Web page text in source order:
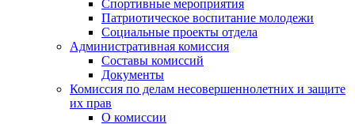
Спортивные мероприятия
Патриотическое воспитание молодежи
Социальные проекты отдела
Административная комиссия
Составы комиссий
Документы
Комиссия по делам несовершеннолетних и защите
их прав
О комиссии